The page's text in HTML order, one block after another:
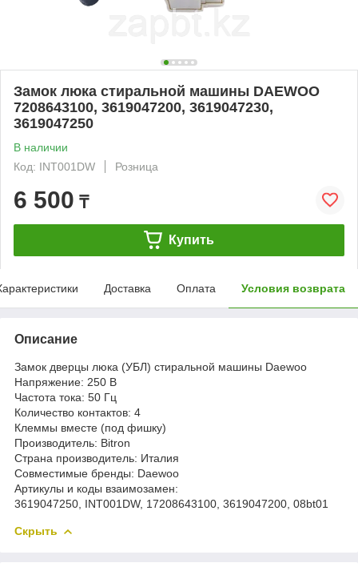
Замок люка стиральной машины DAEWOO
7208643100, 3619047200, 3619047230,
3619047250
В наличии
Код: INT001DW
Розница
6 500 ₸
Купить
Доставка Оплата Условия возврата
Описание
Замок дверцы люка (УБЛ) стиральной машины Daewoo
Напряжение: 250 В
Частота тока: 50 Гц
Количество контактов: 4
Клеммы вместе (под фишку)
Производитель: Bitron
Страна производитель: Италия
Совместимые бренды: Daewoo
Артикулы и коды взаимозамен:
3619047250, INT001DW, 17208643100, 3619047200, 08bt01
Скрыть